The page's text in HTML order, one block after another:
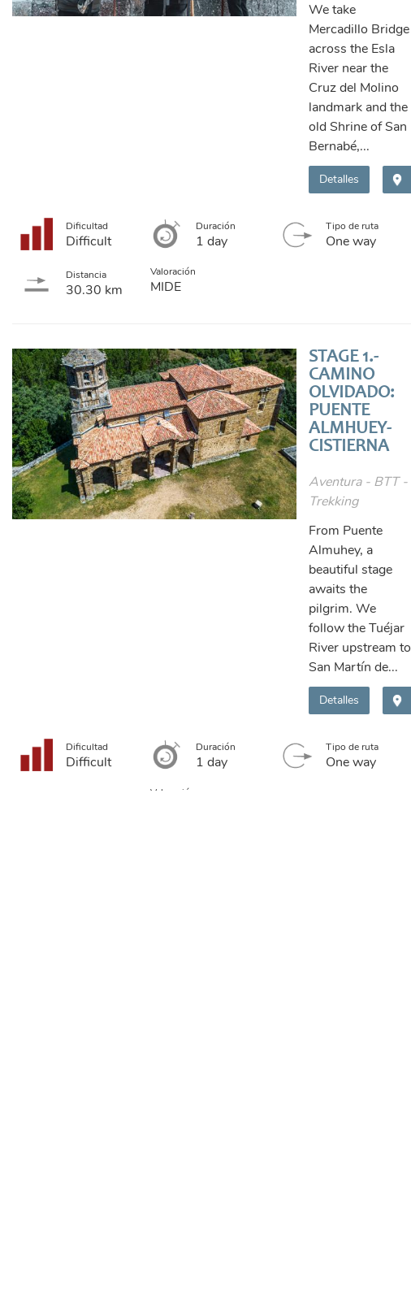
We take
Mercadillo Bridge
across the Esla
River near the
Cruz del Molino
landmark and the
old Shrine of San
Bernabé,...
Detalles
Dificultad
Difficult
Duración
1 day
Tipo de ruta
One way
Distancia
30.30 km
Valoración
MIDE
STAGE 1.-
CAMINO
OLVIDADO:
PUENTE
ALMHUEY-
CISTIERNA
Aventura - BTT -
Trekking
From Puente
Almuhey, a
beautiful stage
awaits the
pilgrim. We
follow the Tuéjar
River upstream to
San Martín de...
Detalles
Dificultad
Difficult
Duración
1 day
Tipo de ruta
One way
Valoración